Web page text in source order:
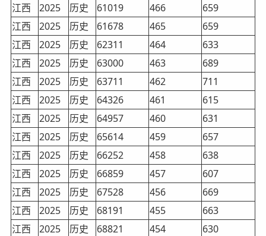
江西
2025 历史 61019 466
659
江西
2025 历史 61678 465
659
江西
2025 历史 62311 464
633
江西
2025 历史 63000 463
689
江西
2025 历史 63711 462
711
江西
2025 历史 64326 461
615
江西
2025 历史 64957 460
631
江西
2025 历史 65614 459
657
江西
2025 历史 66252 458
638
江西
2025 历史 66859 457
607
江西
2025 历史 67528 456
669
江西
2025 历史 68191 455
663
江西
2025 历史 68821 454
630